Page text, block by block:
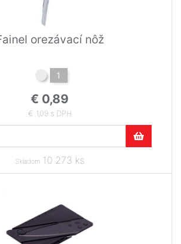
orezávací nôž
1
€ 0,89
€ 1,09 s DPH
Skladom10 273 ks